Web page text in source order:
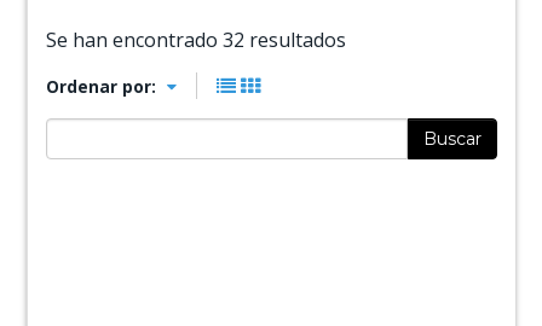
Se han encontrado 32 resultados
Ordenar por:
Buscar